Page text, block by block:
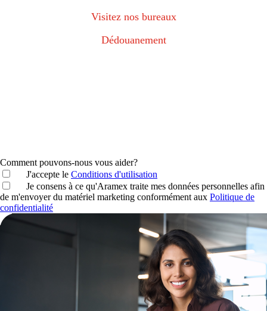
Visitez nos bureaux
Dédouanement
Comment pouvons-nous vous aider?
J'accepte le Conditions d'utilisation
Je consens à ce qu'Aramex traite mes données personnelles afin
de m'envoyer du matériel marketing conformément aux Politique de
confidentialité